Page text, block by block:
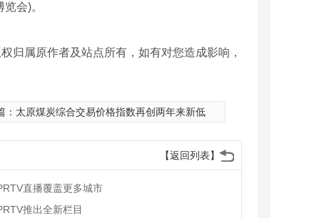
会)。
归属原作者及站点所有，如有对您造成影响，
： 太原煤炭综合交易价格指数再创两年来新低
【返回列表】
直播覆盖更多城市
推出全新栏目